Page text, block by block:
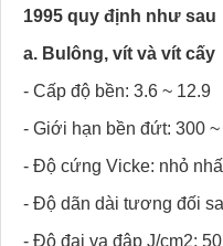
1995 quy định như sau
a. Bulông, vít và vít cấy
- Cấp độ bền: 3.6 ~ 12.9
- Giới hạn bền đứt: 300 ~
- Độ cứng Vicke: nhỏ
- Độ dãn dài tương đối
- Độ đai va đập J/cm2: